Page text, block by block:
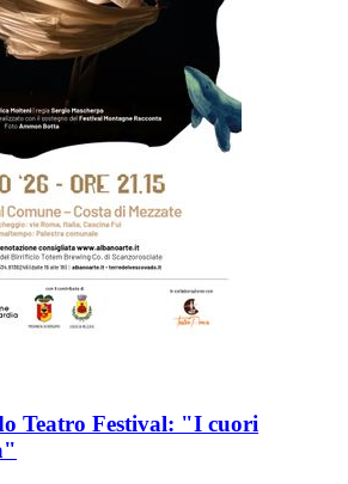
Teatro Festival: "I cuori